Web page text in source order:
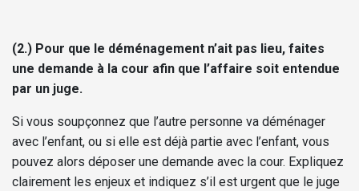
(2.) Pour que le déménagement n’ait pas lieu, faites
une demande à la cour afin que l’affaire soit entendue
par un juge.
Si vous soupçonnez que l’autre personne va déménager
avec l’enfant, ou si elle est déjà partie avec l’enfant, vous
pouvez alors déposer une demande avec la cour. Expliquez
clairement les enjeux et indiquez s’il est urgent que le juge